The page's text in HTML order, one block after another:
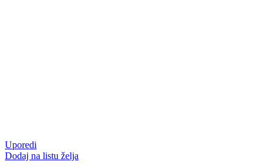
Uporedi
Dodaj na listu želja